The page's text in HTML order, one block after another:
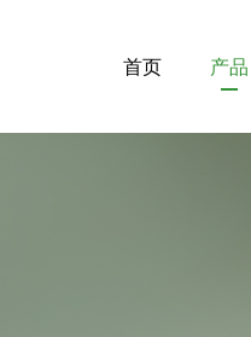
首页 产品